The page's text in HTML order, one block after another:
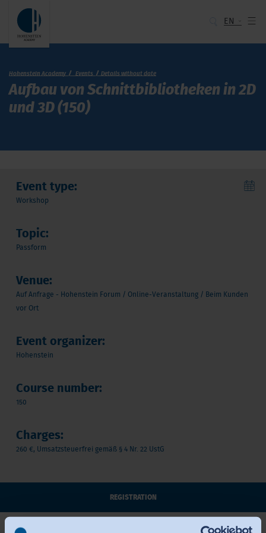
EN
Hohenstein Academy Events Details without date
Aufbau von Schnittbibliotheken in 2D
und 3D (150)
Event type:
Workshop
Topic:
Passform
Venue:
Auf Anfrage - Hohenstein Forum / Online-Veranstaltung / Beim Kunden
vor Ort
Event organizer:
Hohenstein
Course number:
150
Charges:
260 €, Umsatzsteuerfrei gemäß § 4 Nr. 22 UstG
REGISTRATION